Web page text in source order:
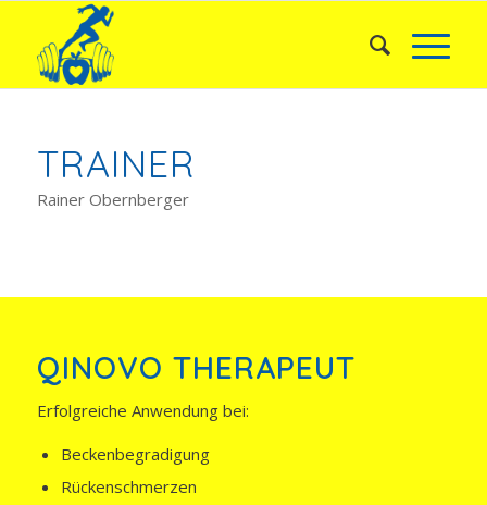
TRAINER
Rainer Obernberger
QINOVO THERAPEUT
Erfolgreiche Anwendung bei:
Beckenbegradigung
Rückenschmerzen